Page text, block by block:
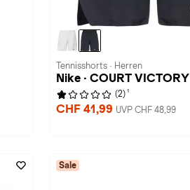
Tennisshorts · Herren
Nike · COURT VICTORY
(2) 1
CHF 41,99 UVP CHF 48,99
Sale